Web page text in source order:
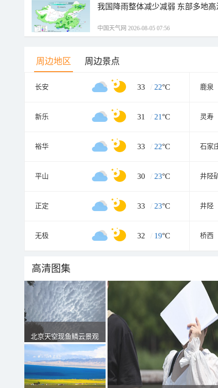
我国降雨整体减少减弱 东部多地
中国天气网 2026-08-05 07:56
周边地区 周边景点
长安 33 / 22°C 鹿泉
新乐 31 / 21°C 灵寿
裕华 33 / 22°C 石家
平山 30 / 23°C 井陉
正定 33 / 23°C 井陉
无极 32 / 19°C 桥西
高清图集
北京天空现鱼鳞云景观